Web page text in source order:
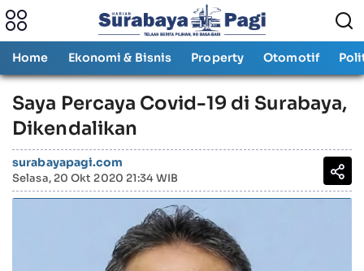
Home Ekonomi & Bisnis Property Otomotif
Saya Percaya Covid-19 di Surabaya,
Dikendalikan
surabayapagi.com
Selasa, 20 Okt 2020 21:34 WIB